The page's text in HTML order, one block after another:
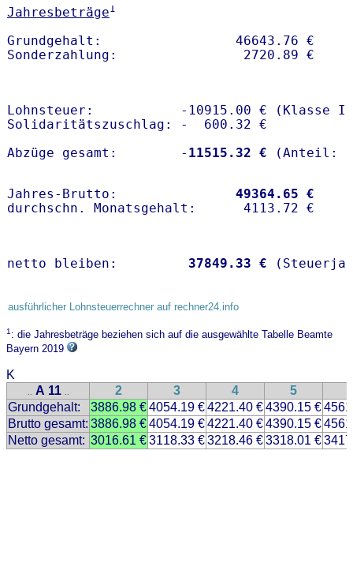
Jahresbeträge1
Grundgehalt:                 46643.76 €
Lohnsteuer:           -10915.00 € (Klasse I)
Solidaritätszuschlag: -  600.32 €
Abzüge gesamt:        - 11515.32 €
Jahres-Brutto: 49364.65 €
netto bleiben: 37849.33 €
ausführlicher Lohnsteuerrechner auf rechner24.info
1: die Jahresbeträge beziehen sich auf die ausgewählte Tabelle Beamte
Bayern 2019
K
.. A 11 .. 2 3 4 5
Grundgehalt:
3886.98 €4054.19 €4221.40 €4390.15 €
Brutto gesamt: 3886.98 €4054.19 €4221.40 €4390.15 €
Netto gesamt: 3016.61 €3118.33 €3218.46 €3318.01 €